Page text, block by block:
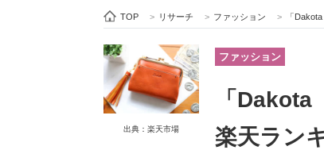
ビジネスと働き方のヒント
ITエンジニア向け専門サイト
TOP > リサーチ > ファッション > 「Dakota（ダ
出典：楽天市場
ファッション
「
楽天ラン